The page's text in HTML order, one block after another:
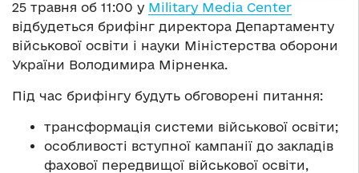
25 травня об 11:00 у Military Media Center
відбудеться брифінг директора Департаменту
військової освіти і науки Міністерства оборони
України Володимира Мірненка.
Під час брифінгу будуть обговорені питання:
трансформація системи військової освіти;
особливості вступної кампанії до закладів
фахової передвищої військової освіти,